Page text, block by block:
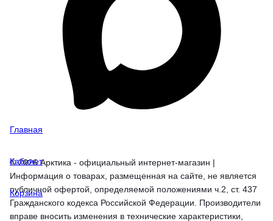
© 2026 Арктика - официальный интернет-магазин |
Информация о товарах, размещенная на сайте, не является
публичной офертой, определяемой положениями ч.2, ст. 437
Гражданского кодекса Российской Федерации. Производители
вправе вносить изменения в технические характеристики,
Главная
Кабинет
Корзина